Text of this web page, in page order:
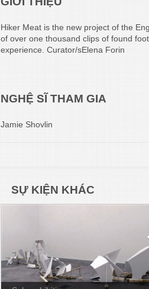
Hiker Meat is the new project of the
of over one thousand clips of found
experience. Curator/sElena Forin
NGHỆ SĨ THAM GIA
Jamie Shovlin
SỰ KIỆN KHÁC